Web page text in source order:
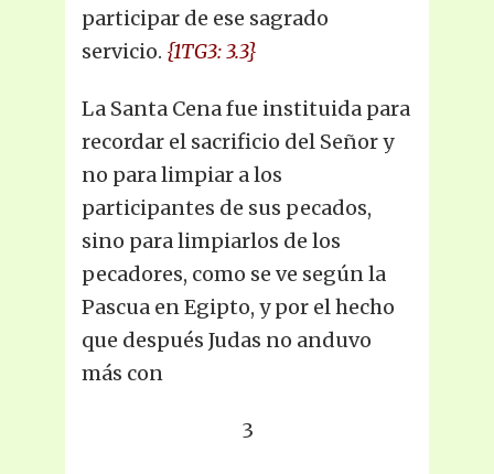
participar de ese sagrado
servicio. {1TG3: 3.3}
La Santa Cena fue instituida para
recordar el sacrificio del Señor y
no para limpiar a los
participantes de sus pecados,
sino para limpiarlos de los
pecadores, como se ve según la
Pascua en Egipto, y por el hecho
que después Judas no anduvo
más con
3